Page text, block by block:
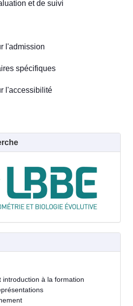
et de suivi
l'admission
spécifiques
l'accessibilité
introduction à la formation